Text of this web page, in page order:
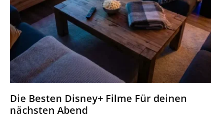
Die Besten Disney+ Filme Für deinen
nächsten Abend